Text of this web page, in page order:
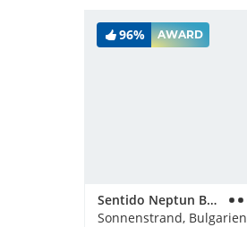
96% AWARD
Sentido Neptun Beach
Sonnenstrand, Bulgarien